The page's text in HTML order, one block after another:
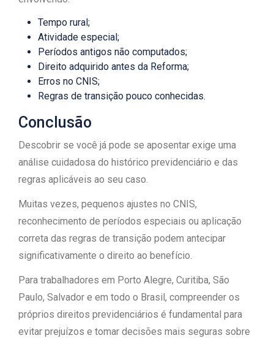
Tempo rural;
Atividade especial;
Períodos antigos não computados;
Direito adquirido antes da Reforma;
Erros no CNIS;
Regras de transição pouco conhecidas.
Conclusão
Descobrir se você já pode se aposentar exige uma
análise cuidadosa do histórico previdenciário e das
regras aplicáveis ao seu caso.
Muitas vezes, pequenos ajustes no CNIS,
reconhecimento de períodos especiais ou aplicação
correta das regras de transição podem antecipar
significativamente o direito ao benefício.
Para trabalhadores em Porto Alegre, Curitiba, São
Paulo, Salvador e em todo o Brasil, compreender os
próprios direitos previdenciários é fundamental para
evitar prejuízos e tomar decisões mais seguras sobre